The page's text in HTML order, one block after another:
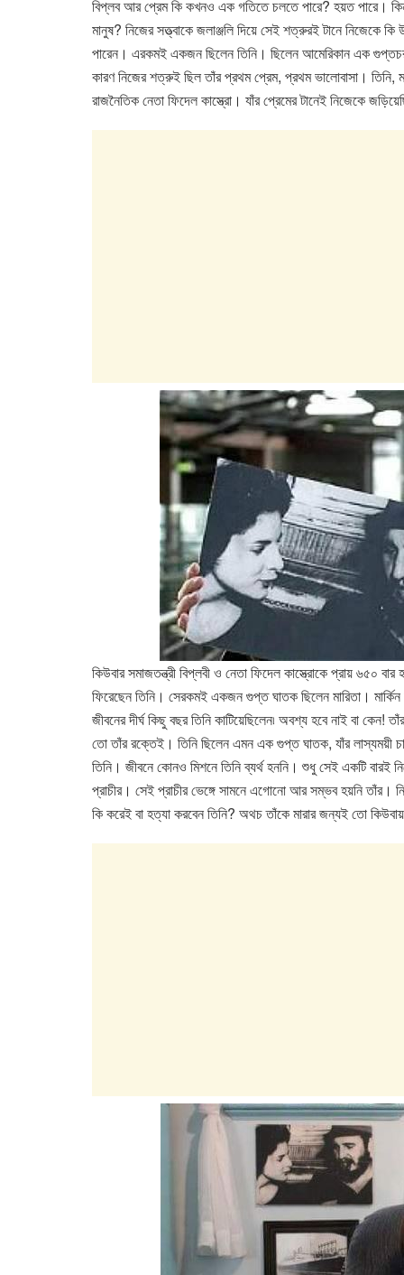
c
e
b
o
o
tt
er
at
s
A
p
p
k
e
dI
n
বিপ্লব আর প্রেম কি কখনও এক গতিতে চলতে পারে? হয়ত পারে।
মানুষ? নিজের সত্ত্বাকে জলাঞ্জলি দিয়ে সেই শত্রুরই টানে নিজেকে
পারেন। এরকমই একজন ছিলেন তিনি। ছিলেন আমেরিকান এক
কারণ নিজের শত্রুই ছিল তাঁর প্রথম প্রেম, প্রথম ভালোবাসা। তিনি,
রাজনৈতিক নেতা ফিদেল কাস্ত্রো। যাঁর প্রেমের টানেই নিজেকে
কিউবার সমাজতন্ত্রী বিপ্লবী ও নেতা ফিদেল কাস্ত্রোকে প্রায় ৬৫০
ফিরেছেন তিনি। সেরকমই একজন গুপ্ত ঘাতক ছিলেন মারিতা।
জীবনের দীর্ঘ কিছু বছর তিনি কাটিয়েছিলেন৷ অবশ্য হবে নাই বা
তো তাঁর রক্তেই। তিনি ছিলেন এমন এক গুপ্ত ঘাতক, যাঁর লাস্যময়ী
তিনি। জীবনে কোনও মিশনে তিনি ব্যর্থ হননি। শুধু সেই একটি বারই
প্রাচীর। সেই প্রাচীর ভেঙ্গে সামনে এগোনো আর সম্ভব হয়নি তাঁর।
কি করেই বা হত্যা করবেন তিনি? অথচ তাঁকে মারার জন্যই তো